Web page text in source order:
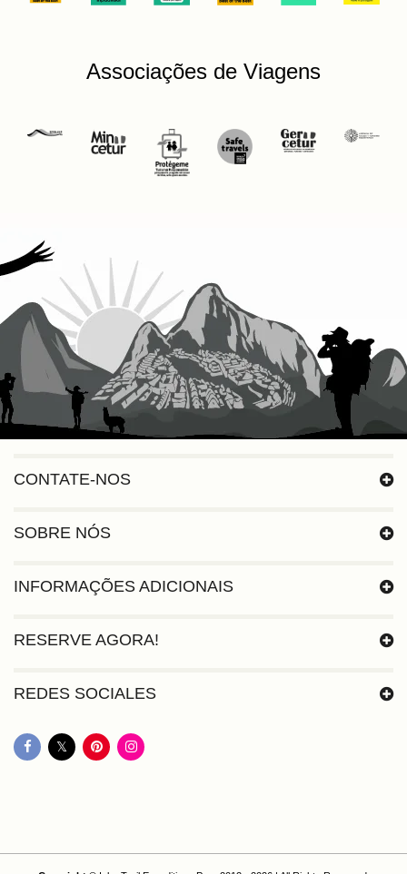
Associações de Viagens
CONTATE-NOS
SOBRE NÓS
INFORMAÇÕES ADICIONAIS
RESERVE AGORA!
REDES SOCIALES